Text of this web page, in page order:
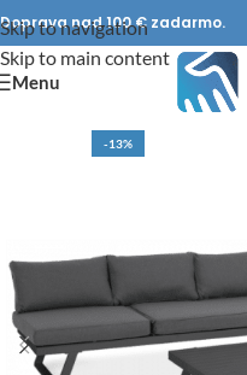
Skip to navigation
Skip to main content
Doprava nad 100 € zadarmo.
Menu
-13%